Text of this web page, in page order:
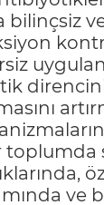
ve
toplumda
ve